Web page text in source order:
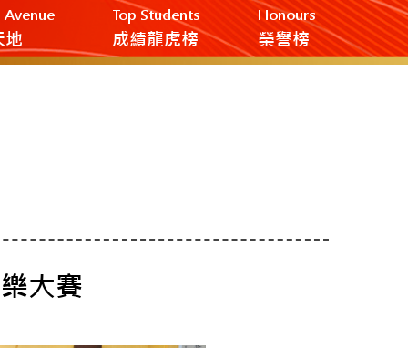
地
Top Students
成績龍虎榜
Honours
榮譽榜
大賽